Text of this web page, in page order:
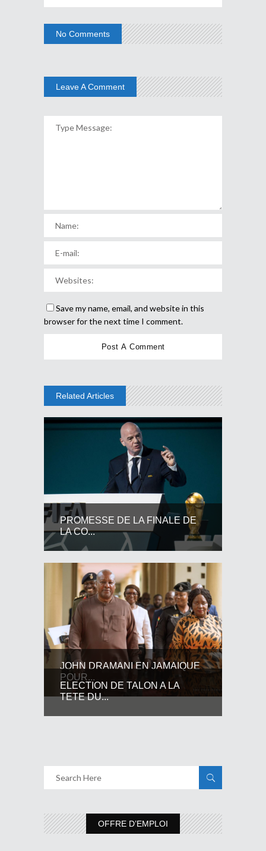
No Comments
Leave A Comment
Save my name, email, and website in this
browser for the next time I comment.
Related Articles
PROMESSE DE LA FINALE DE
LA CO...
JOHN DRAMANI EN JAMAIQUE
POUR...
ELECTION DE TALON A LA
TETE DU...
OFFRE D’EMPLOI